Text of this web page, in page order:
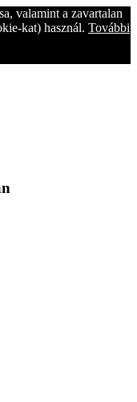
valamint a zavartalan
kat) használ. További